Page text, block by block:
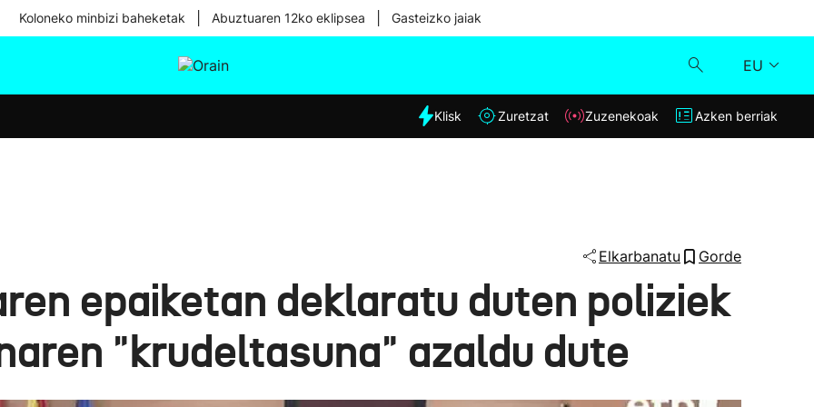
Koloneko minbizi baheketak Abuztuaren 12ko eklipsea Gasteizko jaiak
EU
Eguraldia
Klisk
Azken berriak
Klisk Zuretzat Zuzenekoak Azken berriak
Elkarbanatu Gorde
epaiketan deklaratu duten poliziek
"krudeltasuna" azaldu dute